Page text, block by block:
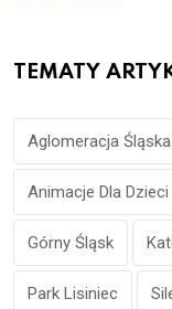
TEMATY
Aglomeracja Śląska
Animacje Dla Dzieci
Górny Śląsk
Park Lisiniec